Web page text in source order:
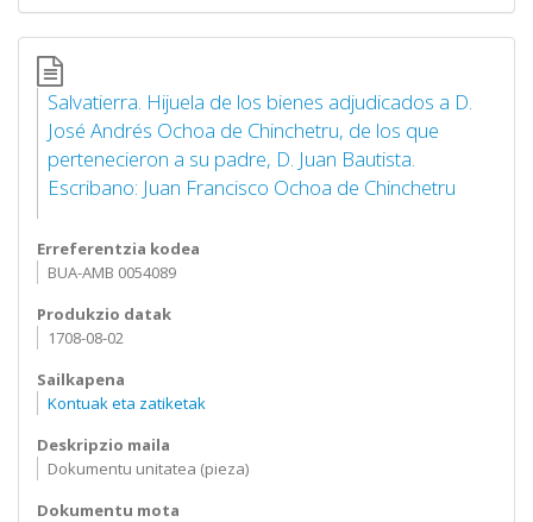
Salvatierra. Hijuela de los bienes adjudicados a D.
José Andrés Ochoa de Chinchetru, de los que
pertenecieron a su padre, D. Juan Bautista.
Escribano: Juan Francisco Ochoa de Chinchetru
Erreferentzia kodea
BUA-AMB 0054089
Produkzio datak
1708-08-02
Sailkapena
Kontuak eta zatiketak
Deskripzio maila
Dokumentu unitatea (pieza)
Dokumentu mota